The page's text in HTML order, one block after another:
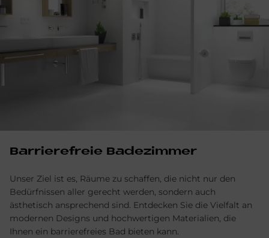
Barrierefreie Badezimmer
Unser Ziel ist es, Räume zu schaffen, die nicht nur den
Bedürfnissen aller gerecht werden, sondern auch
ästhetisch ansprechend sind. Entdecken Sie die Vielfalt an
modernen Designs und hochwertigen Materialien, die
Ihnen ein barrierefreies Bad bieten kann.